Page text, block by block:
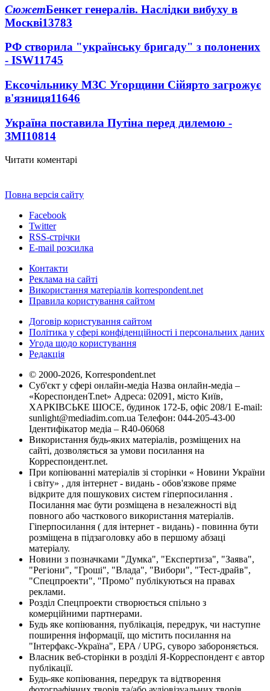
СюжетБенкет генералів. Наслідки вибуху в
Москві13783
РФ створила "українську бригаду" з полонених
- ISW11745
Ексочільнику МЗС Угорщини Сійярто загрожує
в'язниця11646
Україна поставила Путіна перед дилемою -
ЗМІ10814
Читати коментарі
Повна версія сайту
Facebook
Twitter
RSS-стрічки
E-mail розсилка
Контакти
Реклама на сайті
Використання матеріалів korrespondent.net
Правила користування сайтом
Договір користування сайтом
Політика у сфері конфіденційності і персональних даних
Угода щодо користування
Редакція
© 2000-2026, Korrespondent.net
Суб'єкт у сфері онлайн-медіа Назва онлайн-медіа –
«КореспонденТ.net» Адреса: 02091, місто Київ,
ХАРКІВСЬКЕ ШОСЕ, будинок 172-Б, офіс 208/1 E-mail:
sunlight@mediadim.com.ua Телефон: 044-205-43-00
Ідентифікатор медіа – R40-06068
Використання будь-яких матеріалів, розміщених на
сайті, дозволяється за умови посилання на
Корреспондент.net.
При копіюванні матеріалів зі сторінки « Новини України
і світу» , для інтернет - видань - обов'язкове пряме
відкрите для пошукових систем гіперпосилання .
Посилання має бути розміщена в незалежності від
повного або часткового використання матеріалів.
Гіперпосилання ( для інтернет - видань) - повинна бути
розміщена в підзаголовку або в першому абзаці
матеріалу.
Новини з позначками "Думка", "Експертиза", "Заява",
"Регіони", "Гроші", "Влада", "Вибори", "Тест-драйв",
"Спецпроекти", "Промо" публікуються на правах
реклами.
Розділ Спецпроекти створюється спільно з
комерційними партнерами.
Будь яке копіювання, публікація, передрук, чи наступне
поширення інформації, що містить посилання на
"Інтерфакс-Україна", EPA / UPG, суворо забороняється.
Власник веб-сторінки в розділі Я-Корреспондент є автор
публікації.
Будь-яке копіювання, передрук та відтворення